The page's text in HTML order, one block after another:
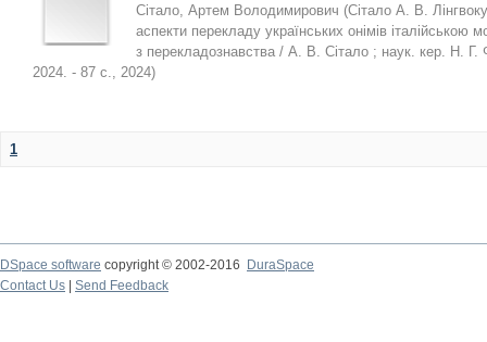
Сітало, Артем Володимирович (Сітало А. В.
аспекти перекладу українських онімів італійською
з перекладознавства / А. В. Сітало ; наук. кер. Н. Г.
2024. - 87 с., 2024)
1
DSpace software copyright © 2002-2016
DuraSpace
Contact Us
Send Feedback